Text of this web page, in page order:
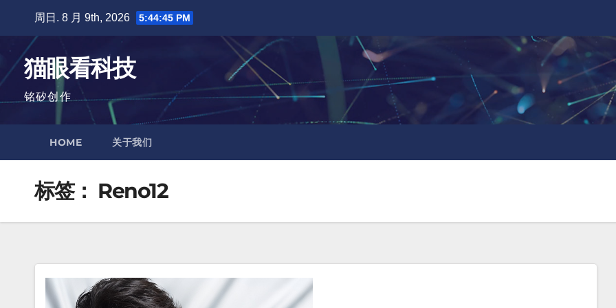
容
周日. 8 月 9th, 2026 5:44:46 PM
猫眼看科技
铭矽创作
HOME 关于我们
标签： Reno12